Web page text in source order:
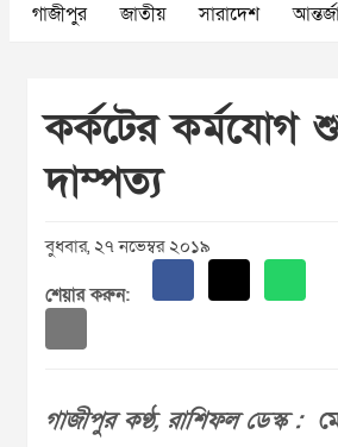
গাজীপুর জাতীয় সারাদেশ
কর্কটের কর্মযোগ
দাম্পত্য
বুধবার, ২৭ নভেম্বর ২০১৯
শেয়ার করুন:
গাজীপুর কণ্ঠ, রাশিফল ডেস্ক :